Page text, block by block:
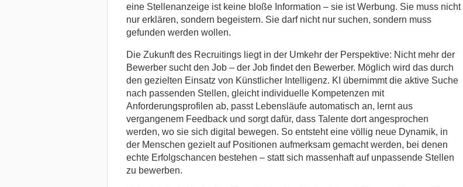
eine Stellenanzeige ist keine bloße Information – sie ist Werbung. Sie muss nicht
nur erklären, sondern begeistern. Sie darf nicht nur suchen, sondern muss
gefunden werden wollen.
Die Zukunft des Recruitings liegt in der Umkehr der Perspektive: Nicht mehr der
Bewerber sucht den Job – der Job findet den Bewerber. Möglich wird das durch
den gezielten Einsatz von Künstlicher Intelligenz. KI übernimmt die aktive Suche
nach passenden Stellen, gleicht individuelle Kompetenzen mit
Anforderungsprofilen ab, passt Lebensläufe automatisch an, lernt aus
vergangenem Feedback und sorgt dafür, dass Talente dort angesprochen
werden, wo sie sich digital bewegen. So entsteht eine völlig neue Dynamik, in
der Menschen gezielt auf Positionen aufmerksam gemacht werden, bei denen
echte Erfolgschancen bestehen – statt sich massenhaft auf unpassende Stellen
zu bewerben.